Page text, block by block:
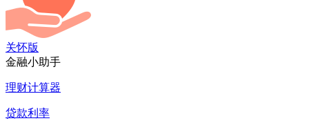
关怀版
金融小助手
理财计算器
贷款利率